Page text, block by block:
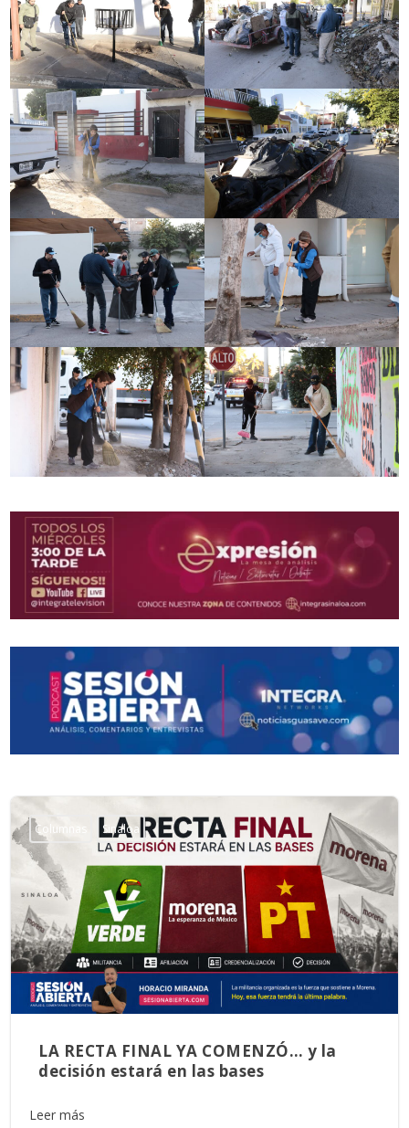
Columnas Sinaloa
LA RECTA FINAL YA COMENZÓ… y la
decisión estará en las bases
Leer más